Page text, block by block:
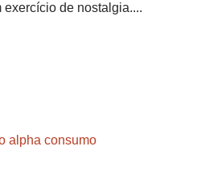
exercício de nostalgia....